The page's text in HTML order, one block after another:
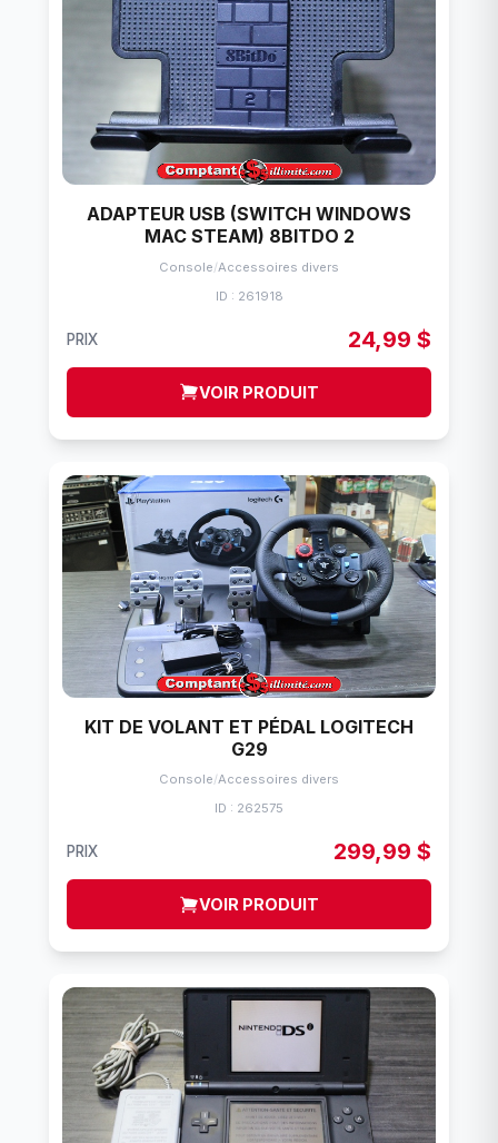
ADAPTEUR USB (SWITCH WINDOWS
MAC STEAM) 8BITDO 2
Console/Accessoires divers
ID : 261918
PRIX 24,99 $
VOIR PRODUIT
KIT DE VOLANT ET PÉDAL LOGITECH
G29
Console/Accessoires divers
ID : 262575
PRIX 299,99 $
VOIR PRODUIT